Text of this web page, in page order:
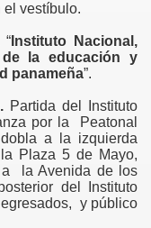
el vestíbulo.
Instituto Nacional,
la educación y
panameña”.
Partida del Instituto
por la
Peatonal
a la izquierda
Plaza 5 de Mayo,
la Avenida de los
del Instituto
y público